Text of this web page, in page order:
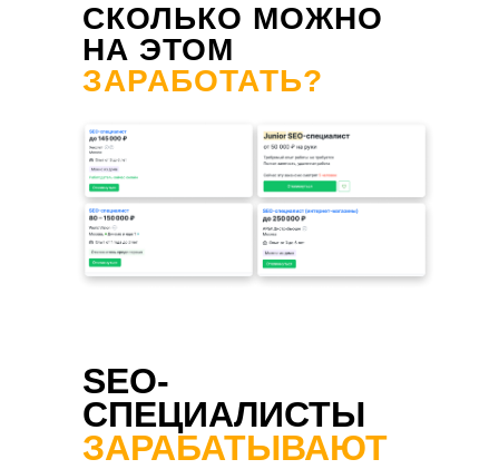
СКОЛЬКО МОЖНО
НА ЭТОМ
ЗАРАБОТАТЬ?
SEO-
СПЕЦИАЛИСТЫ
ЗАРАБАТЫВАЮТ